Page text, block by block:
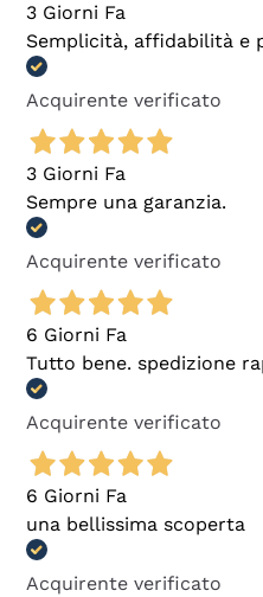
3 Giorni Fa
Semplicità, affidabilità e
Acquirente verificato
3 Giorni Fa
Sempre una garanzia.
Acquirente verificato
6 Giorni Fa
Tutto bene. spedizione
Acquirente verificato
6 Giorni Fa
una bellissima scoperta
Acquirente verificato